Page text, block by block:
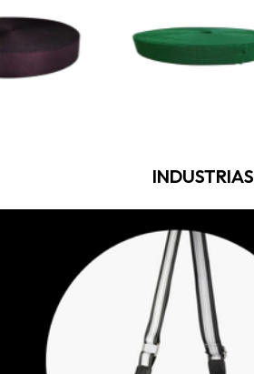
INDUSTRIAS